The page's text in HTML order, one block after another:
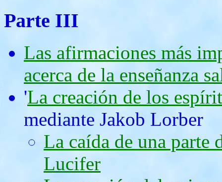
Parte III
Las afirmaciones más
acerca de la enseñanza
'La creación de los
mediante Jakob Lorber
La caída de una parte
Lucifer